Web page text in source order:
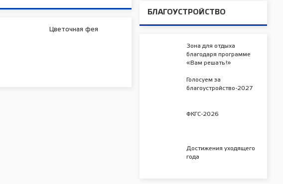
Цветочная фея
БЛАГОУСТРОЙСТВО
Зона для отдыха
благодаря программе
«Вам решать!»
Голосуем за
благоустройство-2027
ФКГС-2026
Достижения уходящего
года